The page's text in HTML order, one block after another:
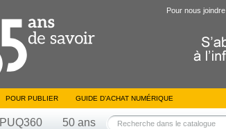
Pour nous joindre
POUR PUBLIER GUIDE D’ACHAT NUMÉRIQUE
PUQ360 50 ans